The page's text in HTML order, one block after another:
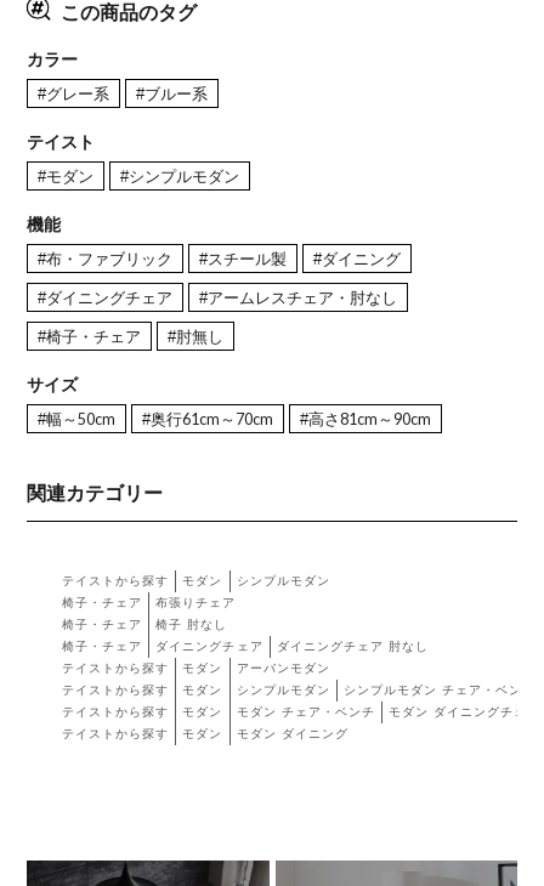
この商品のタグ
カラー
#グレー系 #ブルー系
テイスト
#モダン #シンプルモダン
機能
#布・ファブリック #スチール製 #ダイニング
#ダイニングチェア #アームレスチェア・肘なし
#椅子・チェア #肘無し
サイズ
#幅～50cm #奥行61cm～70cm #高さ81cm～90cm
関連カテゴリー
テイストから探す モダン
シンプルモダン
椅子・チェア
布張りチェア
椅子・チェア
椅子 肘なし
椅子・チェア
ダイニングチェア
ダイニングチェア 肘なし
テイストから探す
モダン
アーバンモダン
テイストから探す
モダン シンプルモダン
シンプルモダン チェア・ベンチ
テイストから探す
モダン モダン チェア・ベンチ
モダン ダイニングチェア
テイストから探す
モダン モダン ダイニング